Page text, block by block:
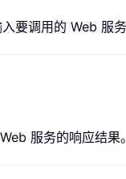
入要调用的 Web 服
服务的响应结果。